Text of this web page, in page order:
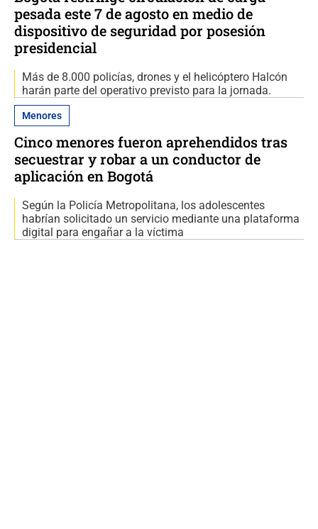
pesada este 7 de agosto en medio de
dispositivo de seguridad por posesión
presidencial
Más de 8.000 policías, drones y el helicóptero Halcón
harán parte del operativo previsto para la jornada.
Menores
Cinco menores fueron aprehendidos tras
secuestrar y robar a un conductor de
aplicación en Bogotá
Según la Policía Metropolitana, los adolescentes
habrían solicitado un servicio mediante una plataforma
digital para engañar a la víctima